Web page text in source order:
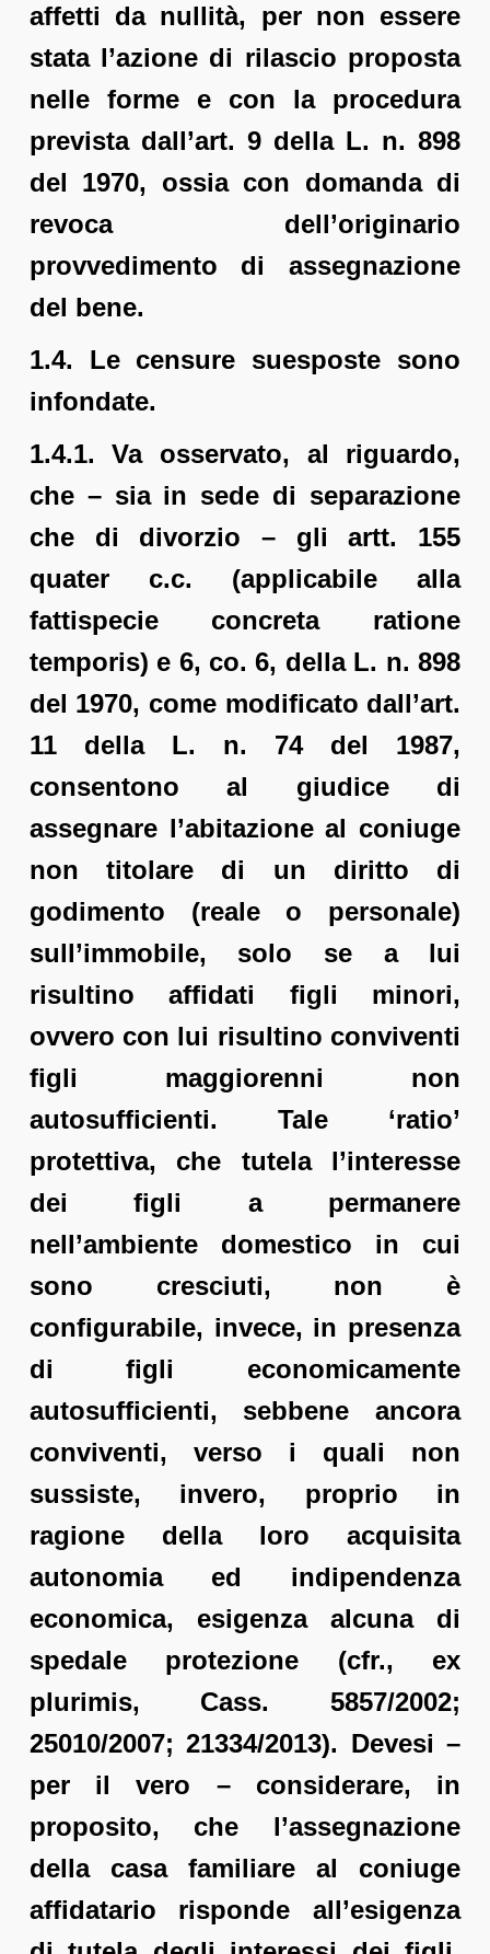
affetti da nullità, per non essere
stata l’azione di rilascio proposta
nelle forme e con la procedura
prevista dall’art. 9 della L. n. 898
del 1970, ossia con domanda di
revoca dell’originario
provvedimento di assegnazione
del bene.
1.4. Le censure suesposte sono
infondate.
1.4.1. Va osservato, al riguardo,
che – sia in sede di separazione
che di divorzio – gli artt. 155
quater c.c. (applicabile alla
fattispecie concreta ratione
temporis) e 6, co. 6, della L. n. 898
del 1970, come modificato dall’art.
11 della L. n. 74 del 1987,
consentono al giudice di
assegnare l’abitazione al coniuge
non titolare di un diritto di
godimento (reale o personale)
sull’immobile, solo se a lui
risultino affidati figli minori,
ovvero con lui risultino conviventi
figli maggiorenni non
autosufficienti. Tale ‘ratio’
protettiva, che tutela l’interesse
dei figli a permanere
nell’ambiente domestico in cui
sono cresciuti, non è
configurabile, invece, in presenza
di figli economicamente
autosufficienti, sebbene ancora
conviventi, verso i quali non
sussiste, invero, proprio in
ragione della loro acquisita
autonomia ed indipendenza
economica, esigenza alcuna di
spedale protezione (cfr., ex
plurimis, Cass. 5857/2002;
25010/2007; 21334/2013). Devesi –
per il vero – considerare, in
proposito, che l’assegnazione
della casa familiare al coniuge
affidatario risponde all’esigenza